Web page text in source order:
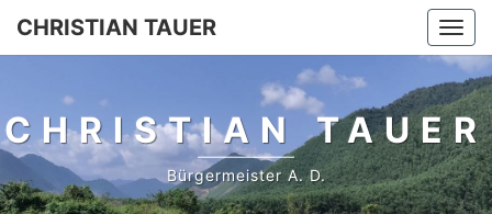
Skip
CHRISTIAN TAUER
CHRISTIAN TAUER
Bürgermeister A. D.